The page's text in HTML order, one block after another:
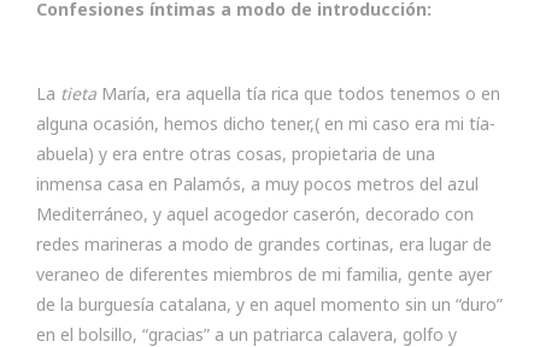
Confesiones íntimas a modo de introducción:
La tieta María, era aquella tía rica que todos tenemos o en
alguna ocasión, hemos dicho tener,( en mi caso era mi tía-
abuela) y era entre otras cosas, propietaria de una
inmensa casa en Palamós, a muy pocos metros del azul
Mediterráneo, y aquel acogedor caserón, decorado con
redes marineras a modo de grandes cortinas, era lugar de
veraneo de diferentes miembros de mi familia, gente ayer
de la burguesía catalana, y en aquel momento sin un “duro”
en el bolsillo, “gracias” a un patriarca calavera, golfo y